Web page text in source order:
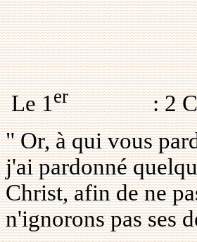
Le1er
: 2
" Or, à qui vous
j'ai pardonné
Christ, afin de ne
n'ignorons pas ses